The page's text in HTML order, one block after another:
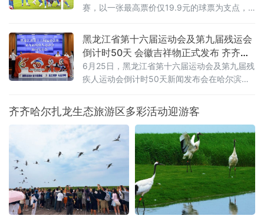
赛，以一张最高票价仅19.9元的球票为支点，
济”：一张球票变成“旅行通行证”“东北超”是全国
首个由辽吉黑蒙联合主办的群众足球赛事，沈
阳、大
黑龙江省第十六届运动会及第九届残运会
倒计时50天 会徽吉祥物正式发布 齐齐哈
尔时隔26年再迎省级顶级赛事
6月25日，黑龙江省第十六届运动会及第九届残
疾人运动会倒计时50天新闻发布会在哈尔滨举
与吉祥物，并通报赛事筹备、竞赛组织、服务
保障及文体旅融合等重点工作，标志着全省规
模最大的综合性体育盛会全面进入决战冲刺阶
段。齐齐哈尔时隔26年再度承办省级顶级赛
事，将以“简约、安全、精彩、独具特色”为目
标，倾力呈现一
齐齐哈尔扎龙生态旅游区多彩活动迎游客